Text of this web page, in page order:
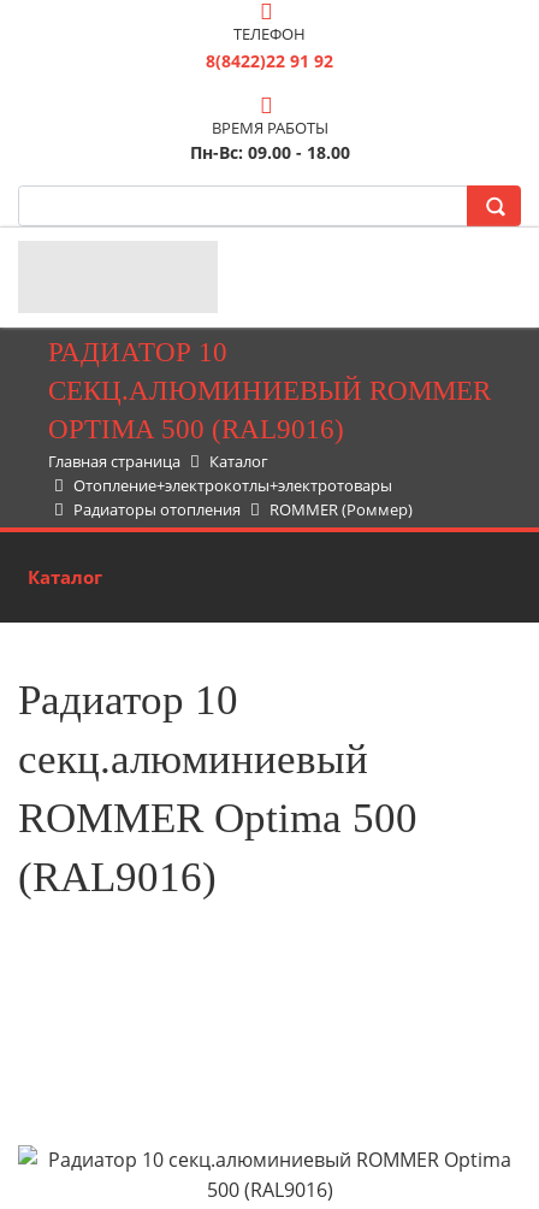
ТЕЛЕФОН
8(8422)22 91 92
ВРЕМЯ РАБОТЫ
Пн-Вс: 09.00 - 18.00
РАДИАТОР 10
СЕКЦ.АЛЮМИНИЕВЫЙ ROMMER
OPTIMA 500 (RAL9016)
Главная страница
Каталог
Отопление+электрокотлы+электротовары
Радиаторы отопления
ROMMER (Роммер)
Каталог
Радиатор 10
секц.алюминиевый
ROMMER Optima 500
(RAL9016)